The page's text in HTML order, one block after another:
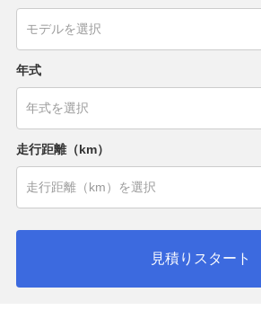
年式
走行距離（km）
見積りスタート